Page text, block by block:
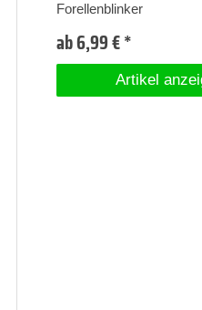
Forellenblinker
ab 6,99 € *
Artikel